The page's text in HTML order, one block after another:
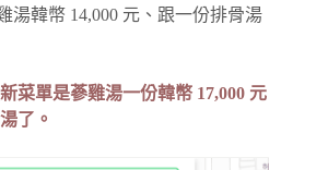
湯韓幣 14,000 元、跟一份排骨湯
菜單是蔘雞湯一份韓幣 17,000 元
了。